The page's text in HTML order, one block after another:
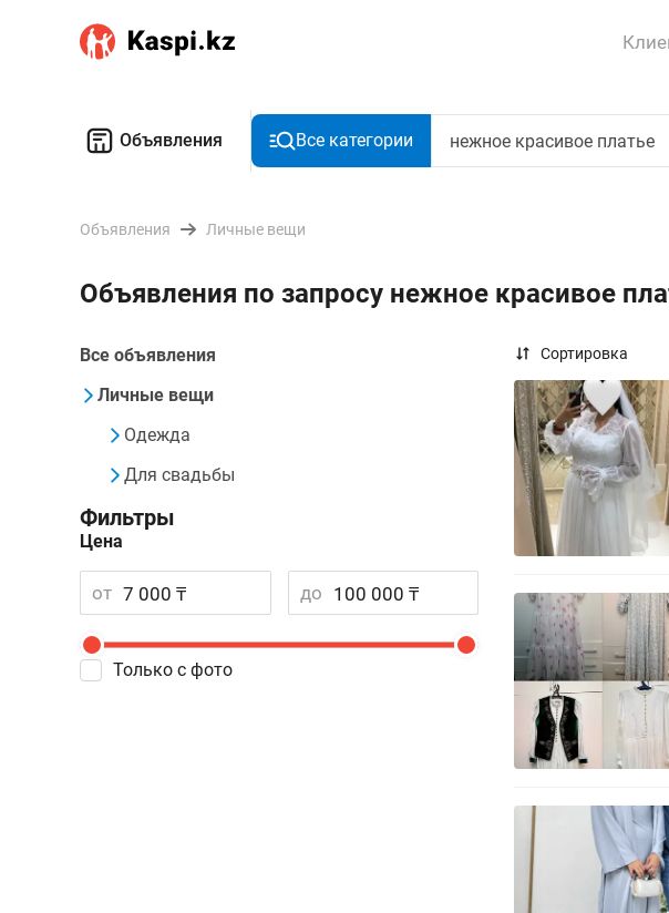
Объявления Все категории
Объявления Личные вещи
Объявления по запросу нежное красивое
Все объявления
Личные вещи
Одежда
Для свадьбы
Фильтры
Цена
от до
Только с фото
Сортировка